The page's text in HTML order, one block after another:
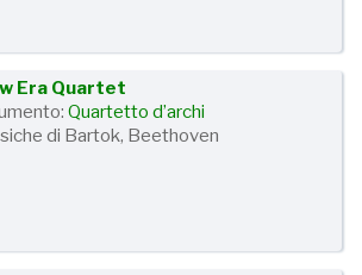
Era Quartet
Quartetto d’archi
di Bartok, Beethoven